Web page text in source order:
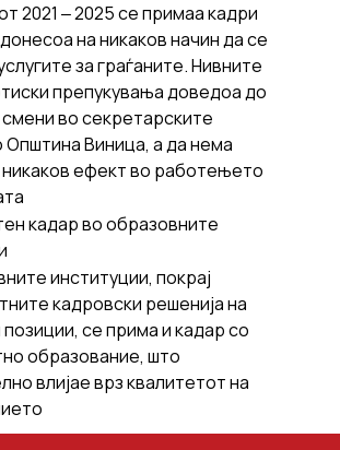
2021 ‒ 2025 се примаа кадри
на никаков начин да се
за граѓаните. Нивните
препукувања доведоа до
во секретарските
Општина Виница, а да нема
ефект во работењето
кадар во образовните
институции, покрај
кадровски решенија на
се прима и кадар со
образование, што
влијае врз квалитетот на